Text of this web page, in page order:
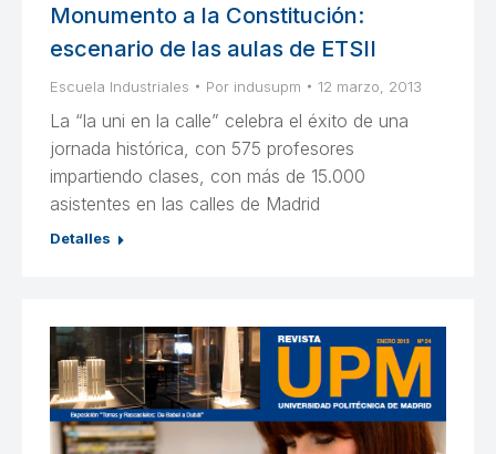
Monumento a la Constitución:
escenario de las aulas de ETSII
Escuela Industriales Por indusupm 12 marzo, 2013
La “la uni en la calle” celebra el éxito de una
jornada histórica, con 575 profesores
impartiendo clases, con más de 15.000
asistentes en las calles de Madrid
Detalles